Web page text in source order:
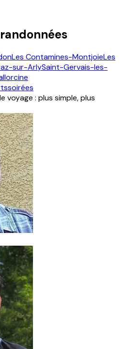
Les Contamines-MontjoieLes
sur-ArlySaint-Gervais-les-
soirées
voyage : plus simple, plus